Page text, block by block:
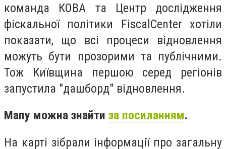
команда КОВА та Центр дослідження
фіскальної політики FiscalCenter хотіли
показати, що всі процеси відновлення
можуть бути прозорими та публічними.
Тож Київщина першою серед регіонів
запустила "дашборд" відновлення.
Мапу можна знайти за посиланням.
На карті зібрали інформації про загальну